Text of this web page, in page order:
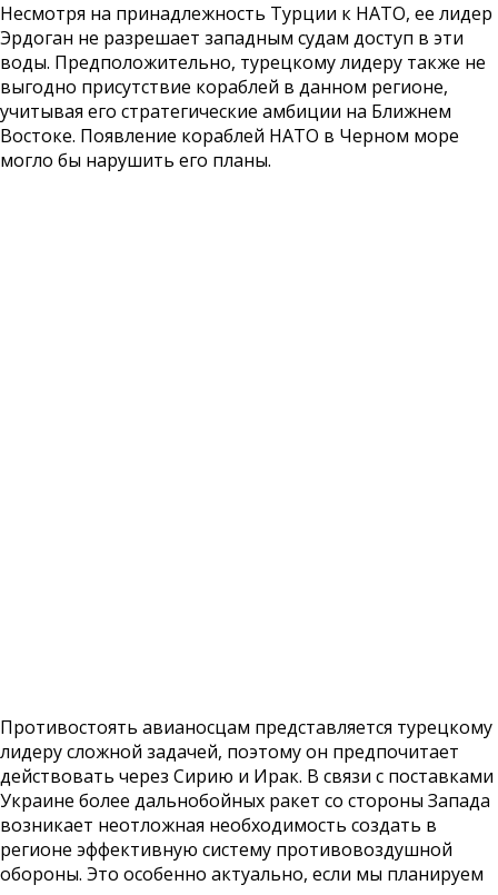
Несмотря на принадлежность Турции к НАТО, ее лидер
Эрдоган не разрешает западным судам доступ в эти
воды. Предположительно, турецкому лидеру также не
выгодно присутствие кораблей в данном регионе,
учитывая его стратегические амбиции на Ближнем
Востоке. Появление кораблей НАТО в Черном море
могло бы нарушить его планы.
Противостоять авианосцам представляется турецкому
лидеру сложной задачей, поэтому он предпочитает
действовать через Сирию и Ирак. В связи с поставками
Украине более дальнобойных ракет со стороны Запада
возникает неотложная необходимость создать в
регионе эффективную систему противовоздушной
обороны. Это особенно актуально, если мы планируем